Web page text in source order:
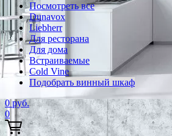
Посмотреть все
Dunavox
Liebherr
Для ресторана
Для дома
Встраиваемые
Cold Vine
Подобрать винный шкаф
0 руб.
0